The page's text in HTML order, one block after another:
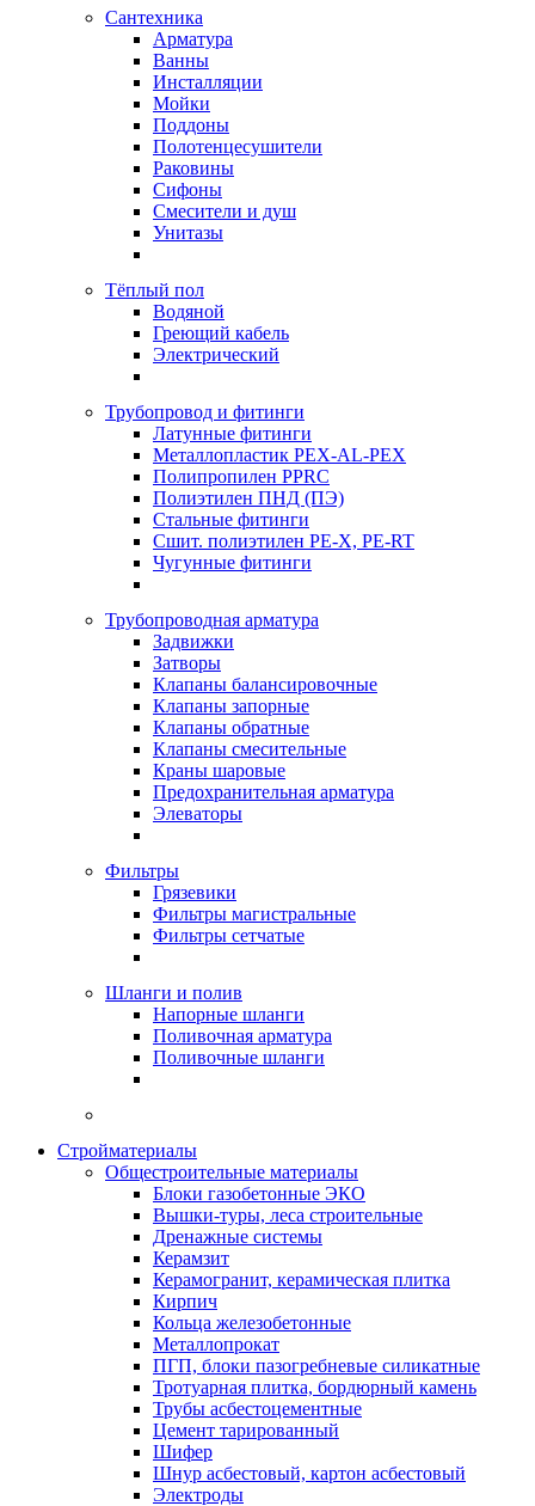
Сантехника
Арматура
Ванны
Инсталляции
Мойки
Поддоны
Полотенцесушители
Раковины
Сифоны
Смесители и душ
Унитазы
Тёплый пол
Водяной
Греющий кабель
Электрический
Трубопровод и фитинги
Латунные фитинги
Металлопластик PEX-AL-PEX
Полипропилен PPRC
Полиэтилен ПНД (ПЭ)
Стальные фитинги
Сшит. полиэтилен PE-X, PE-RT
Чугунные фитинги
Трубопроводная арматура
Задвижки
Затворы
Клапаны балансировочные
Клапаны запорные
Клапаны обратные
Клапаны смесительные
Краны шаровые
Предохранительная арматура
Элеваторы
Фильтры
Грязевики
Фильтры магистральные
Фильтры сетчатые
Шланги и полив
Напорные шланги
Поливочная арматура
Поливочные шланги
Стройматериалы
Oбщестроительные материалы
Блоки газобетонные ЭКО
Вышки-туры, леса строительные
Дренажные системы
Керамзит
Керамогранит, керамическая плитка
Кирпич
Кольца железобетонные
Металлопрокат
ПГП, блоки пазогребневые силикатные
Тротуарная плитка, бордюрный камень
Трубы асбестоцементные
Цемент тарированный
Шифер
Шнур асбестовый, картон асбестовый
Электроды